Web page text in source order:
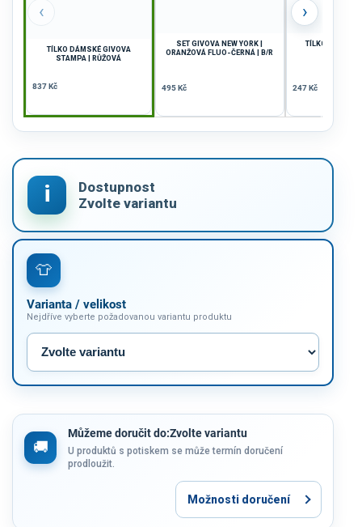
‹
TÍLKO DÁMSKÉ GIVOVA
STAMPA | RŮŽOVÁ
837 Kč
SET GIVOVA NEW YORK |
ORANŽOVÁ FLUO-ČERNÁ | B/R
495 Kč
TÍLKO GIVOVA
247 Kč
›
Varianta / velikost
Nejdříve vyberte požadovanou variantu produktu
Můžeme doručit do:Zvolte variantu
U produktů s potiskem se může termín doručení
prodloužit.
Možnosti doručení